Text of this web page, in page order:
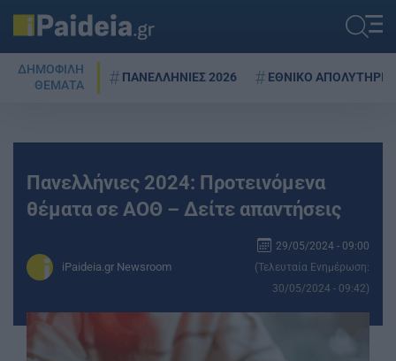
ΔΗΜΟΦΙΛΗ
ΘΕΜΑΤΑ
ΠΑΝΕΛΛΗΝΙΕΣ 2026 ΕΘΝΙΚΟ ΑΠΟΛΥΤΗΡΙΟ
Πανελλήνιες 2024: Προτεινόμενα
θέματα σε ΑΟΘ – Δείτε απαντήσεις
iPaideia.gr Newsroom
29/05/2024 - 09:00
(Τελευταία Ενημέρωση:
30/05/2024 - 09:42)